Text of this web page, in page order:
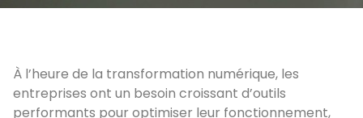
À l’heure de la transformation numérique, les
entreprises ont un besoin croissant d’outils
performants pour optimiser leur fonctionnement,